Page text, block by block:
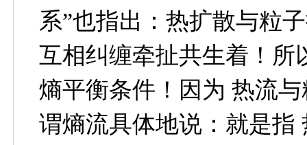
系”也指出：热扩散与粒
互相纠缠牵扯共生着！所
熵平衡条件！因为 热流
谓熵流具体地说：就是指